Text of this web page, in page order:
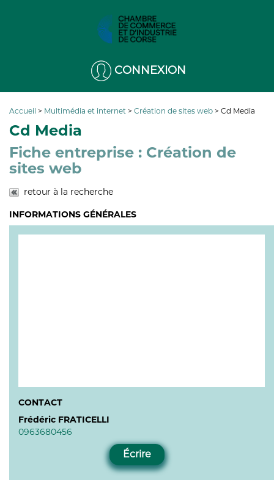
CONNEXION
Accueil > Multimédia et internet > Création de sites web > Cd Media
Cd Media
Fiche entreprise : Création de
sites web
retour à la recherche
INFORMATIONS GÉNÉRALES
CONTACT
Frédéric FRATICELLI
0963680456
Écrire